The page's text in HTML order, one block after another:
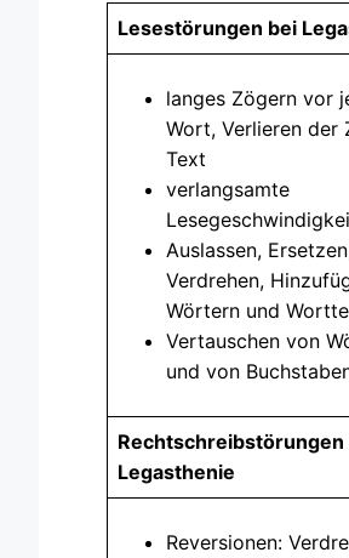
Lesestörungen bei
langes Zögern vor
Wort, Verlieren der
Text
verlangsamte
Auslassen,
Verdrehen,
Wörtern und
Vertauschen von
und von
Rechtschreibstörungen
Legasthenie
Reversionen: